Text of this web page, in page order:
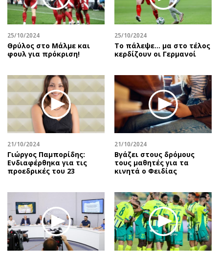
Περιβάλλον
Ελλάδα
Κόσμος
Παράξενα
Πολιτισμός
Σινεμά
Θέατρο-Χορός
Μουσική
Εικαστικά
Βιβλίο
Χειρόγραφα
Ταξίδια
Συνταγές
Έξοδος
Media
Εκπομπές
Wine routes
Podcasts
Uncut
Προσφορές
Προσωπικότητες στην ''Κ''
Επιστολές
25/10/2024
Θρύλος στο Μάλμε και
φουλ για πρόκριση!
25/10/2024
Το πάλεψε... μα στο τέλος
κερδίζουν οι Γερμανοί
21/10/2024
Γιώργος Παμπορίδης:
Ενδιαφέρθηκα για τις
προεδρικές του 23
21/10/2024
Βγάζει στους δρόμους
τους μαθητές για τα
κινητά ο Φειδίας